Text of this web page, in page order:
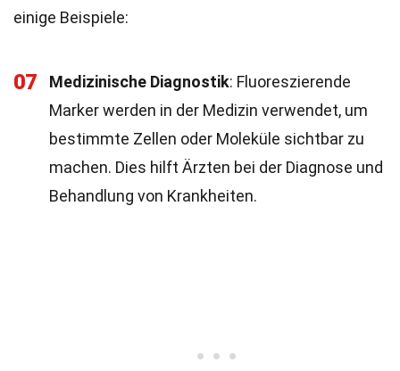
einige Beispiele:
07 Medizinische Diagnostik: Fluoreszierende
Marker werden in der Medizin verwendet, um
bestimmte Zellen oder Moleküle sichtbar zu
machen. Dies hilft Ärzten bei der Diagnose und
Behandlung von Krankheiten.